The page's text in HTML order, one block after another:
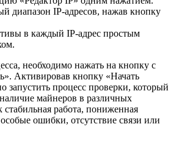
диапазон IP-адресов, нажав кнопку
в каждый IP-адрес простым
необходимо нажать на кнопку с
Активировав кнопку «Начать
запустить процесс проверки, который
майнеров в различных
стабильная работа, пониженная
ошибки, отсутствие связи или